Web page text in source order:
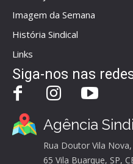
Imagem da Semana
História Sindical
Links
Siga-nos nas
Agência
Rua Doutor Vila
65 Vila Buarque, SP,